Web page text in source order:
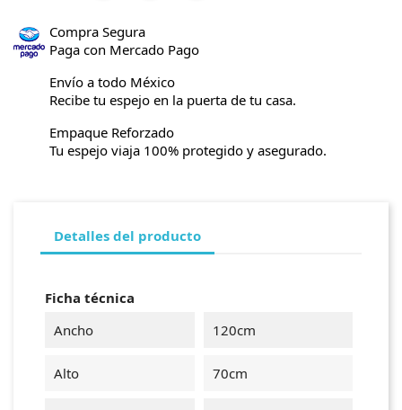
Compra Segura
Paga con Mercado Pago
Envío a todo México
Recibe tu espejo en la puerta de tu casa.
Empaque Reforzado
Tu espejo viaja 100% protegido y asegurado.
Detalles del producto
Ficha técnica
Ancho
120cm
Alto 70cm